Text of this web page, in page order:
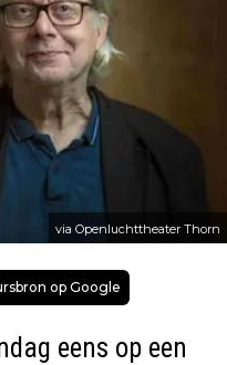
via Openluchttheater Thorn
op Google
eens op een